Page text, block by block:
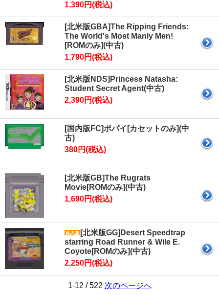
1,390円(税込)
[北米版GBA]The Ripping Friends:
The World's Most Manly Men!
[ROMのみ](中古)
1,790円(税込)
[北米版NDS]Princess Natasha:
Student Secret Agent(中古)
2,390円(税込)
[国内版FC]ポパイ[カセットのみ](中
古)
380円(税込)
[北米版GB]The Rugrats
Movie[ROMのみ](中古)
1,690円(税込)
[北米版GG]Desert Speedtrap
starring Road Runner & Wile E.
Coyote[ROMのみ](中古)
2,250円(税込)
1-12 / 522 次のページへ